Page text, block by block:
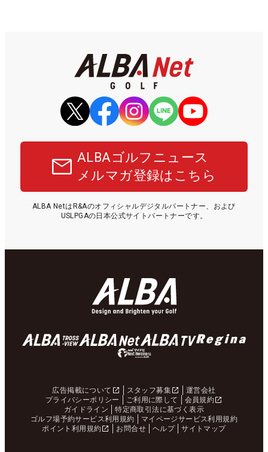
ALBAゴルフニュース
メルマガ登録はこちら
ALBA NetはR&Aのオフィシャルデジタルパートナー、および
USLPGAの日本公式サイトパートナーです。
広告掲載について スタッフ募集
運営会社
プライバシーポリシー
ご利用に際して
会員規約
ガイドライン
特定商取引法に基づく表示
ゴルフ場予約サービス利用規約
マイページサービス利用規約
ポイント利用規約
お問合せ ヘルプ サイトマップ